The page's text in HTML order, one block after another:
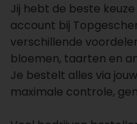
Jij hebt de beste
account bij
verschillende
bloemen, taarten en
Je bestelt alles via
maximale controle,